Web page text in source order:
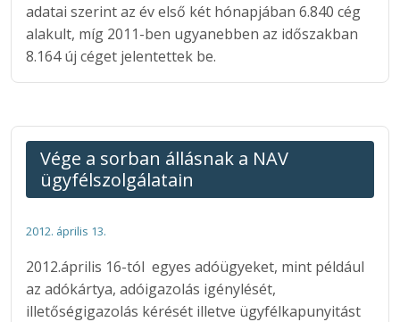
adatai szerint az év első két hónapjában 6.840 cég
alakult, míg 2011-ben ugyanebben az időszakban
8.164 új céget jelentettek be.
Vége a sorban állásnak a NAV
ügyfélszolgálatain
2012. április 13.
2012.április 16-tól egyes adóügyeket, mint például
az adókártya, adóigazolás igénylését,
illetőségigazolás kérését illetve ügyfélkapunyitást